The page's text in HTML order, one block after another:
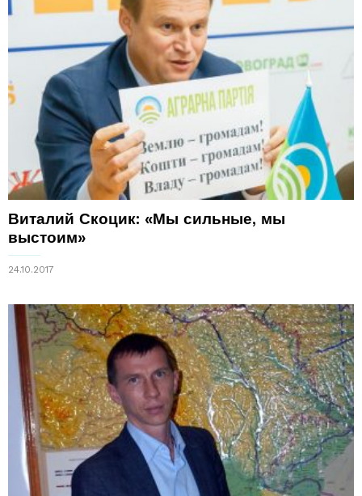
Виталий Скоцик: «Мы сильные, мы
выстоим»
24.10.2017